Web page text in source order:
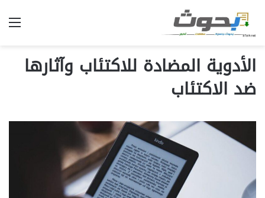
الأدوية المضادة للاكتئاب وآثارها
ضد الاكتئاب